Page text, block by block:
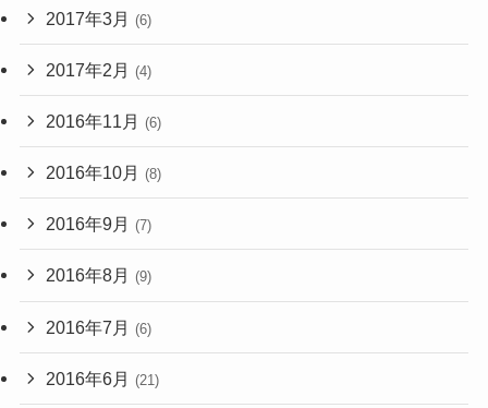
2017年3月 (6)
2017年2月 (4)
2016年11月 (6)
2016年10月 (8)
2016年9月 (7)
2016年8月 (9)
2016年7月 (6)
2016年6月 (21)